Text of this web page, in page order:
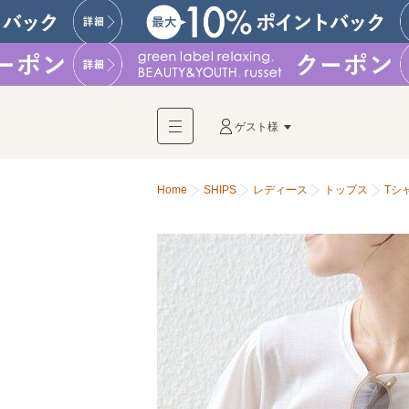
ゲスト様
Home SHIPS レディース トップス Tシ